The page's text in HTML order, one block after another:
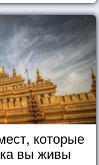
которые
вы живы